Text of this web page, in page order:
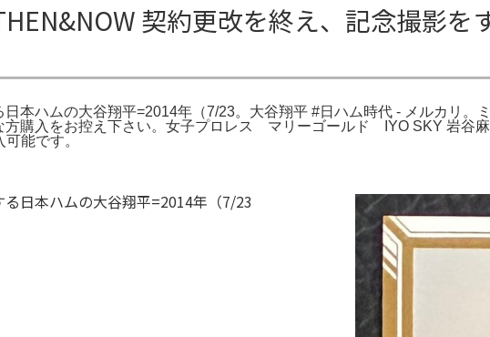
契約更改を終え、記念撮影を
本ハムの大谷翔平=2014年（7/23。大谷翔平 #日ハム時代 - メルカリ。
方購入をお控え下さい。女子プロレス マリーゴールド IYO SKY 岩谷
能です。